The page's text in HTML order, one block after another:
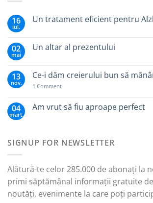
16
iul.
Un tratament eficient pentru
02
mai
Un altar al prezentului
13
nov.
Ce-i dăm creierului bun să
1 Comment
04
mart.
Am vrut să fiu aproape perfect
SIGNUP FOR NEWSLETTER
Alătură-te celor 285.000 de abonați la
primi săptămânal informații gratuite
noutăți, evenimente la care poți